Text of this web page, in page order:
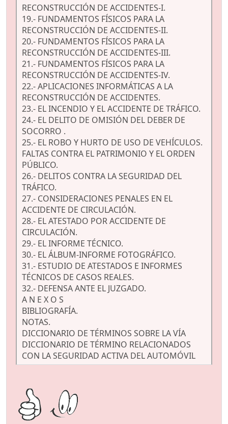
RECONSTRUCCIÓN DE ACCIDENTES-I.
19.- FUNDAMENTOS FÍSICOS PARA LA
RECONSTRUCCIÓN DE ACCIDENTES-II.
20.- FUNDAMENTOS FÍSICOS PARA LA
RECONSTRUCCIÓN DE ACCIDENTES-III.
21.- FUNDAMENTOS FÍSICOS PARA LA
RECONSTRUCCIÓN DE ACCIDENTES-IV.
22.- APLICACIONES INFORMÁTICAS A LA
RECONSTRUCCIÓN DE ACCIDENTES.
23.- EL INCENDIO Y EL ACCIDENTE DE TRÁFICO.
24.- EL DELITO DE OMISIÓN DEL DEBER DE
SOCORRO .
25.- EL ROBO Y HURTO DE USO DE VEHÍCULOS.
FALTAS CONTRA EL PATRIMONIO Y EL ORDEN
PÚBLICO.
26.- DELITOS CONTRA LA SEGURIDAD DEL
TRÁFICO.
27.- CONSIDERACIONES PENALES EN EL
ACCIDENTE DE CIRCULACIÓN.
28.- EL ATESTADO POR ACCIDENTE DE
CIRCULACIÓN.
29.- EL INFORME TÉCNICO.
30.- EL ÁLBUM-INFORME FOTOGRÁFICO.
31.- ESTUDIO DE ATESTADOS E INFORMES
TÉCNICOS DE CASOS REALES.
32.- DEFENSA ANTE EL JUZGADO.
A N E X O S
BIBLIOGRAFÍA.
NOTAS.
DICCIONARIO DE TÉRMINOS SOBRE LA VÍA
DICCIONARIO DE TÉRMINO RELACIONADOS
CON LA SEGURIDAD ACTIVA DEL AUTOMÓVIL